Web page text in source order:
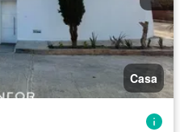
Casa